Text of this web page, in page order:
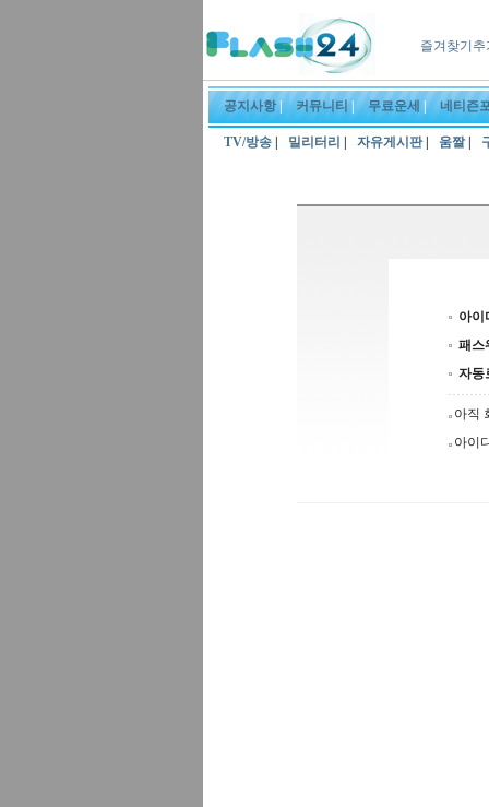
즐겨찾기
공지사항| 커뮤니티| 무료운세 |네티즌
TV/방송 밀리터리 |자유게시판| 움짤|
아이
패스
자동
아직
아이